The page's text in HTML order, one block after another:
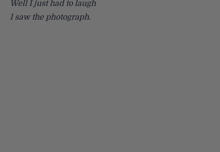
Well I just had to laugh
I saw the photograph.